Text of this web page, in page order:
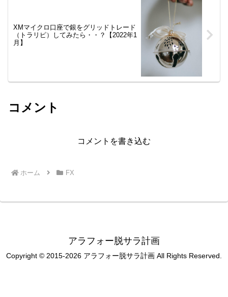
XMマイクロ口座で銀をグリッドトレード
（トラリピ）してみたら・・？【2022年1
月】
コメント
コメントを書き込む
ホーム FX
アラフォー脱サラ計画
Copyright © 2015-2026 アラフォー脱サラ計画 All Rights Reserved.